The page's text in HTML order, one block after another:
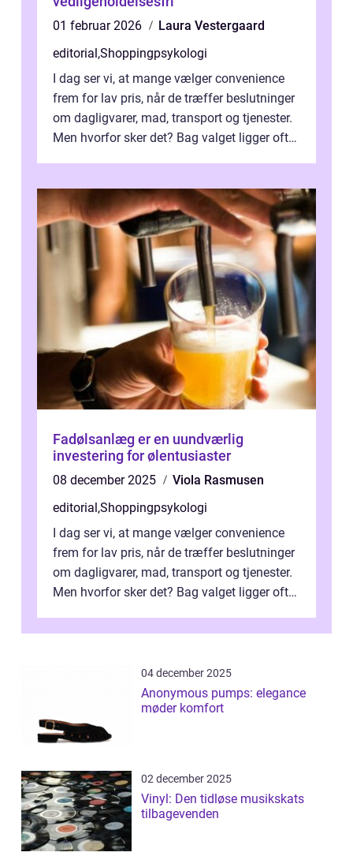
01 februar 2026
Laura Vestergaard
editorial,Shoppingpsykologi
I dag ser vi, at mange vælger convenience
frem for lav pris, når de træffer beslutninger
om dagligvarer, mad, transport og tjenester.
Men hvorfor sker det? Bag valget ligger ofte
Fadølsanlæg er en uundværlig
investering for ølentusiaster
08 december 2025
Viola Rasmusen
editorial,Shoppingpsykologi
I dag ser vi, at mange vælger convenience
frem for lav pris, når de træffer beslutninger
om dagligvarer, mad, transport og tjenester.
Men hvorfor sker det? Bag valget ligger ofte
04 december 2025
Anonymous pumps: elegance
møder komfort
02 december 2025
Vinyl: Den tidløse musikskats
tilbagevenden